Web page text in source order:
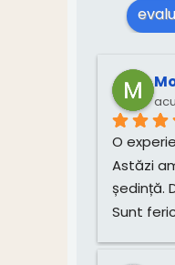
O
Astăzi
ședință.
Sunt